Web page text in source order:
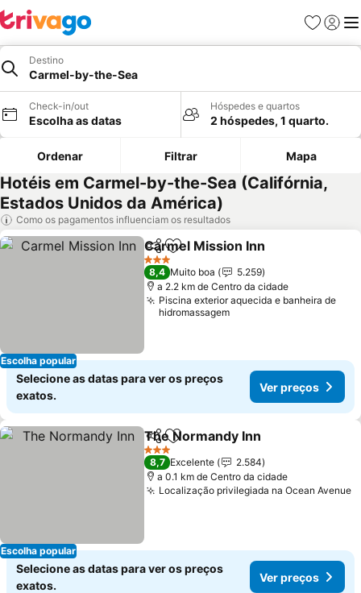
Favoritos
Iniciar
Destino
Carmel-by-the-Sea
Check-in/out
Escolha as datas
Hóspedes e quartos
2 hóspedes, 1 quarto.
Ordenar Filtrar Mapa
Hotéis em Carmel-by-the-Sea (Califórnia,
Estados Unidos da América)
Como os pagamentos influenciam os resultados
Escolha popular
PartilharAdicionar aos favoritos
Carmel Mission Inn
3 Estrelas
8,4 Muito boa
5.259
a 2.2 km de Centro da cidade
Piscina exterior aquecida e banheira de
hidromassagem
Selecione as datas para ver os preços
exatos.
Ver preços
Escolha popular
PartilharAdicionar aos favoritos
The Normandy Inn
3 Estrelas
8,7 Excelente
2.584
a 0.1 km de Centro da cidade
Localização privilegiada na Ocean Avenue
Selecione as datas para ver os preços
exatos.
Ver preços